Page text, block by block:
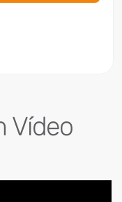
Vídeo